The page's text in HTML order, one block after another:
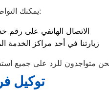
يمكنك التواصل معنا بسهولة عبر:
الاتصال الهاتفي على رقم
زيارتنا في أحد مراكز
توكيل